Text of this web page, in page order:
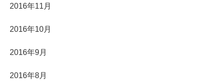
2016年11月
2016年10月
2016年9月
2016年8月